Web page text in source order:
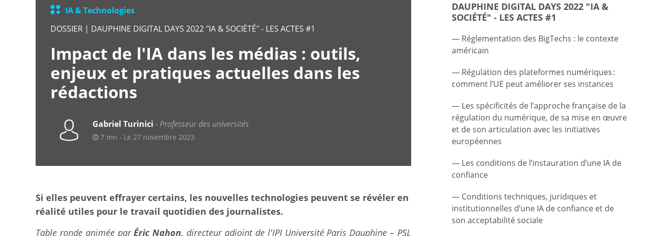
IA & Technologies
DOSSIER | DAUPHINE DIGITAL DAYS 2022 "IA & SOCIÉTÉ" - LES ACTES #1
Impact de l'IA dans les médias : outils,
enjeux et pratiques actuelles dans les
rédactions
Gabriel Turinici Professeur des universités
7 mn - Le 27 novembre 2023
Si elles peuvent effrayer certains, les nouvelles technologies peuvent se révéler en
réalité utiles pour le travail quotidien des journalistes.
Table ronde animée parÉric Nahon, directeur adjoint de l'IPJ Université Paris Dauphine – PSL
DAUPHINE DIGITAL DAYS 2022 "IA &
SOCIÉTÉ" - LES ACTES #1
Réglementation des BigTechs : le contexte
américain
Régulation des plateformes numériques :
comment l’UE peut améliorer ses instances
Les spécificités de l’approche française de la
régulation du numérique, de sa mise en œuvre
et de son articulation avec les initiatives
européennes
Les conditions de l’instauration d’une IA de
confiance
Conditions techniques, juridiques et
institutionnelles d’une IA de confiance et de
son acceptabilité sociale